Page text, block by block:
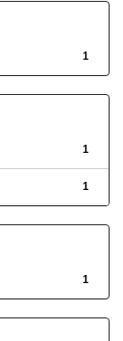
1
1
1
1